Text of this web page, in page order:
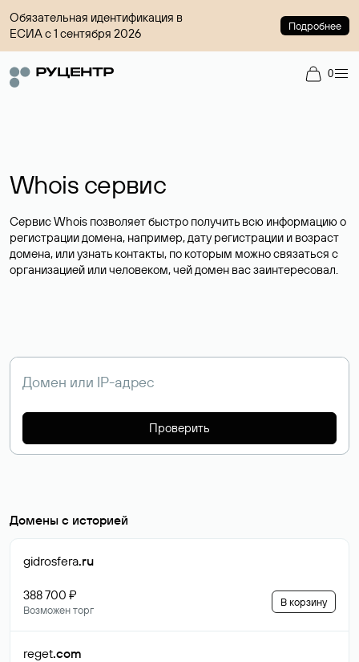
Обязательная идентификация в
ЕСИА с 1 сентября 2026
Подробнее
0
Whois сервис
Сервис Whois позволяет быстро получить всю информацию о
регистрации домена, например, дату регистрации и возраст
домена, или узнать контакты, по которым можно связаться с
организацией или человеком, чей домен вас заинтересовал.
Проверить
Домены с историей
gidrosfera.ru
388 700 ₽
Возможен торг
В корзину
reget.com